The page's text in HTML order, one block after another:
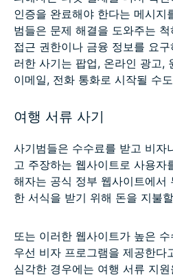
인증을 완료해야 한다는 메시지
범들은 문제 해결을 도와주는
접근 권한이나 금융 정보를 요
러한 사기는 팝업, 온라인 광고,
이메일, 전화 통화로 시작될 수
여행 서류 사기
사기범들은 수수료를 받고 비자
고 주장하는 웹사이트로 사용자
해자는 공식 정부 웹사이트에서
한 서식을 받기 위해 돈을 지불
또는 이러한 웹사이트가 높은
우선 비자 프로그램을 제공한다
심각한 경우에는 여행 서류 지